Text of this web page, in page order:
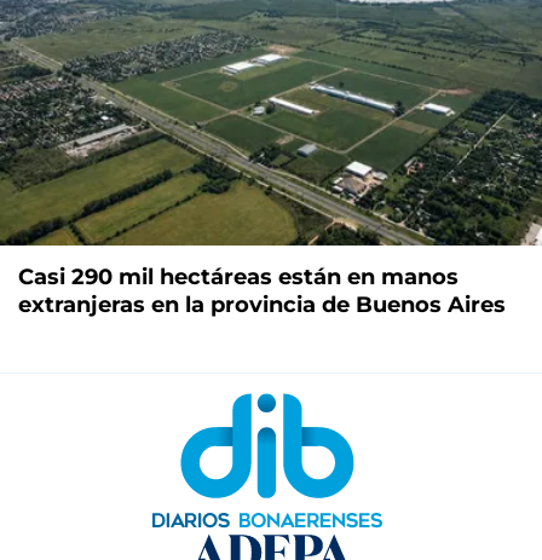
Casi 290 mil hectáreas están en manos
extranjeras en la provincia de Buenos Aires